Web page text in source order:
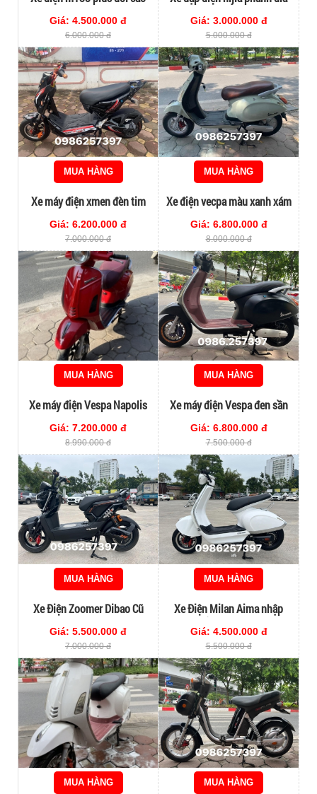
Giá: 4.500.000 đ
6.000.000 đ
Giá: 3.000.000 đ
5.000.000 đ
MUA HÀNG
Xe máy điện xmen đèn tim
Giá: 6.200.000 đ
7.000.000 đ
MUA HÀNG
Xe điện vecpa màu xanh xám
Giá: 6.800.000 đ
8.000.000 đ
MUA HÀNG
Xe máy điện Vespa Napolis
Giá: 7.200.000 đ
8.990.000 đ
MUA HÀNG
Xe máy điện Vespa đen sần
Giá: 6.800.000 đ
7.500.000 đ
MUA HÀNG
Xe Điện Zoomer Dibao Cũ
Giá: 5.500.000 đ
7.000.000 đ
MUA HÀNG
Xe Điện Milan Aima nhập
khẩu chính hãng
Giá: 4.500.000 đ
5.500.000 đ
MUA HÀNG MUA HÀNG